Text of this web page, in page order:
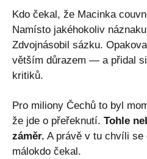
Kdo čekal, že Macinka
Namísto jakéhokoliv
Zdvojnásobil sázku.
větším důrazem — a přidal
kritiků.
Pro miliony Čechů to byl
že jde o přeřeknutí. Tohle
záměr. A právě v tu chvíli se
málokdo čekal.